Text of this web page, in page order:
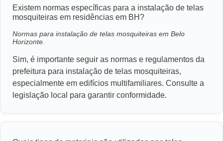
Existem normas específicas para a instalação de telas
mosquiteiras em residências em BH?
Normas para instalação de telas mosquiteiras em Belo
Horizonte.
Sim, é importante seguir as normas e regulamentos da
prefeitura para instalação de telas mosquiteiras,
especialmente em edifícios multifamiliares. Consulte a
legislação local para garantir conformidade.